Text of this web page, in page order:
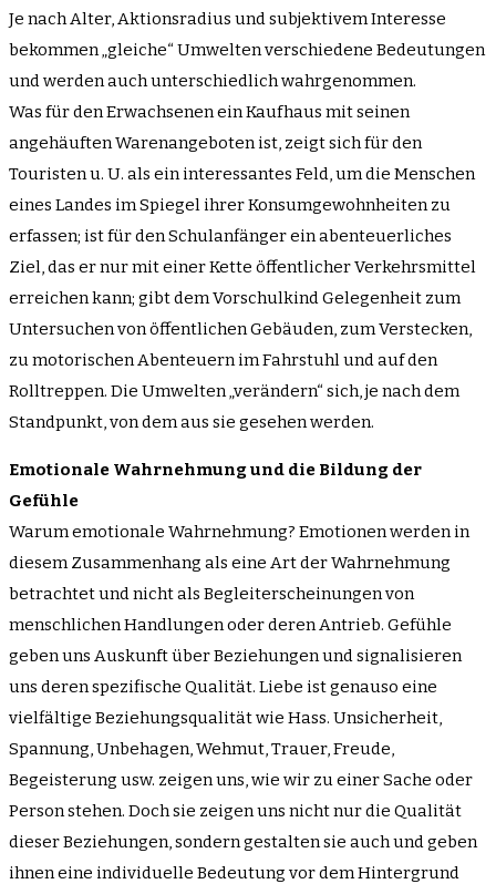
Je nach Alter, Aktionsradius und subjektivem Interesse
bekommen „gleiche“ Umwelten verschiedene Bedeutungen
und werden auch unterschiedlich wahrgenommen.
Was für den Erwachsenen ein Kaufhaus mit seinen
angehäuften Warenangeboten ist, zeigt sich für den
Touristen u. U. als ein interessantes Feld, um die Menschen
eines Landes im Spiegel ihrer Konsumgewohnheiten zu
erfassen; ist für den Schulanfänger ein abenteuerliches
Ziel, das er nur mit einer Kette öffentlicher Verkehrsmittel
erreichen kann; gibt dem Vorschulkind Gelegenheit zum
Untersuchen von öffentlichen Gebäuden, zum Verstecken,
zu motorischen Abenteuern im Fahrstuhl und auf den
Rolltreppen. Die Umwelten „verändern“ sich, je nach dem
Standpunkt, von dem aus sie gesehen werden.
Emotionale Wahrnehmung und die Bildung der
Gefühle
Warum emotionale Wahrnehmung? Emotionen werden in
diesem Zusammenhang als eine Art der Wahrnehmung
betrachtet und nicht als Begleiterscheinungen von
menschlichen Handlungen oder deren Antrieb. Gefühle
geben uns Auskunft über Beziehungen und signalisieren
uns deren spezifische Qualität. Liebe ist genauso eine
vielfältige Beziehungsqualität wie Hass. Unsicherheit,
Spannung, Unbehagen, Wehmut, Trauer, Freude,
Begeisterung usw. zeigen uns, wie wir zu einer Sache oder
Person stehen. Doch sie zeigen uns nicht nur die Qualität
dieser Beziehungen, sondern gestalten sie auch und geben
ihnen eine individuelle Bedeutung vor dem Hintergrund